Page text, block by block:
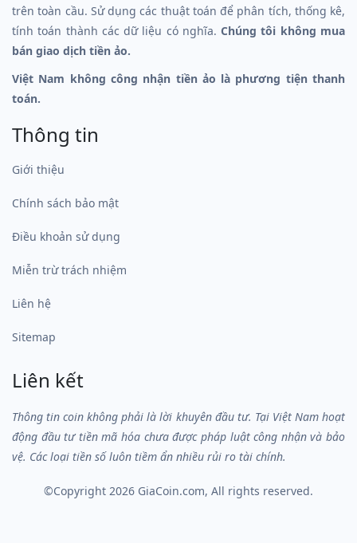
trên toàn cầu. Sử dụng các thuật toán để phân tích, thống kê,
tính toán thành các dữ liệu có nghĩa.Chúng tôi không mua
bán giao dịch tiền ảo.
Việt Nam không công nhận tiền ảo là phương tiện thanh
toán.
Thông tin
Giới thiệu
Chính sách bảo mật
Điều khoản sử dụng
Miễn trừ trách nhiệm
Liên hệ
Sitemap
Liên kết
Thông tin coin không phải là lời khuyên đầu tư. Tại Việt Nam hoạt
động đầu tư tiền mã hóa chưa được pháp luật công nhận và bảo
vệ. Các loại tiền số luôn tiềm ẩn nhiều rủi ro tài chính.
©Copyright 2026 GiaCoin.com, All rights reserved.